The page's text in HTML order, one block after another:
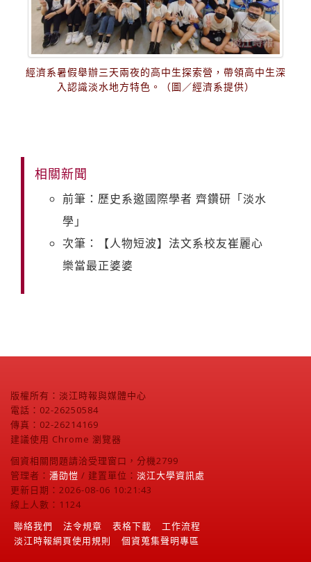
經濟系暑假舉辦三天兩夜的高中生探索營，帶領高中生深
入認識淡水地方特色。（圖／經濟系提供）
相關新聞
前筆：歷史系邀國際學者 齊鑽研「淡水
學」
次筆：【人物短波】法文系校友崔麗心
樂當最正婆婆
版權所有：淡江時報與媒體中心
電話：02-26250584
傳真：02-26214169
建議使用 Chrome 瀏覽器
個資相關問題請洽受理窗口，分機2799
管理者： 潘劭愷 / 建置單位： 淡江大學資訊處
更新日期：2026-08-06 10:21:43
線上人數：1124
聯絡我們
法令規章 表格下載
工作流程
淡江時報網頁使用規則
個資蒐集聲明專區